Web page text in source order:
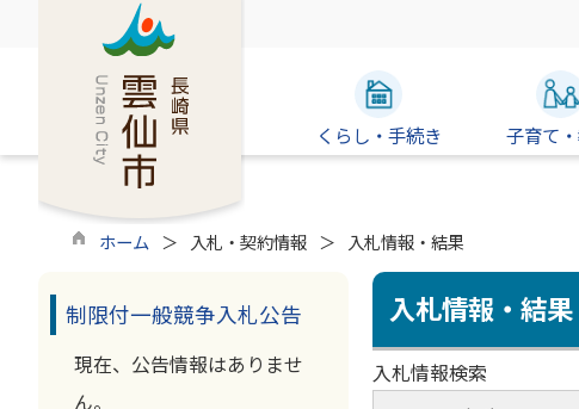
くらし・手続き 子育て
ホーム 入札・契約情報 入札情報・結果
制限付一般競争入札公告
現在、公告情報はありませ
ん。
入札情報・結果
入札情報検索